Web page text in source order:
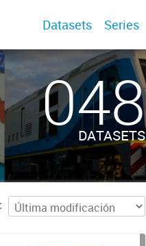
Datasets Series
048
DATASETS